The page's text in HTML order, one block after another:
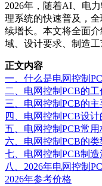
2026年，随着AI、电
理系统的快速普及，
续增长。本文将全面
域、设计要求、制造工
正文内容
一、什么是电网控制
二、电网控制PCB的工
三、电网控制PCB的
四、电网控制PCB设
五、电网控制PCB常用
六、电网控制PCB的类
七、电网控制PCB制造
八、2026年电网控制
2026年参考价格